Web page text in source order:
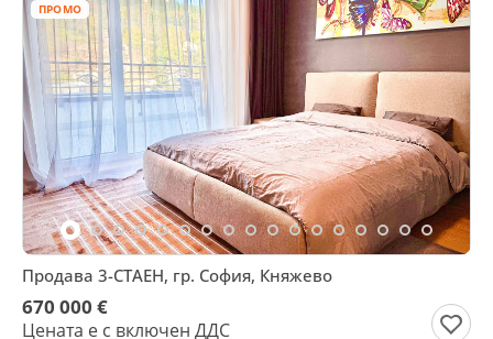
ПРОМО
Продава 3-СТАЕН, гр. София, Княжево
670 000 €
Цената е с включен ДДС